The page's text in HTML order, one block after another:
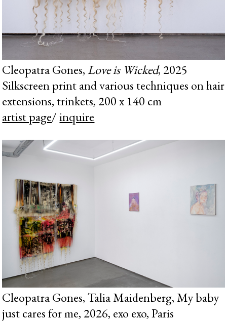
Cleopatra Gones,Love is Wicked, 2025
Silkscreen print and various techniques on hair
extensions, trinkets, 200 x 140 cm
artist page/inquire
Cleopatra Gones, Talia Maidenberg, My baby
just cares for me, 2026, exo exo, Paris